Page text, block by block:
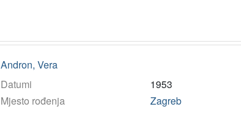
Andron, Vera
Datumi
1953
Mjesto rođenja
Zagreb